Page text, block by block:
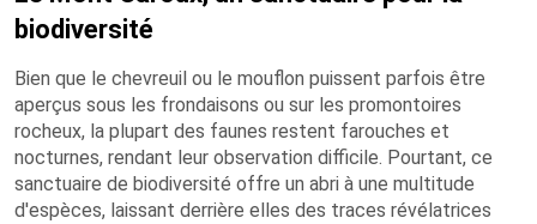
biodiversité
Bien que le chevreuil ou le mouflon puissent parfois être
aperçus sous les frondaisons ou sur les promontoires
rocheux, la plupart des faunes restent farouches et
nocturnes, rendant leur observation difficile. Pourtant, ce
sanctuaire de biodiversité offre un abri à une multitude
d'espèces, laissant derrière elles des traces révélatrices